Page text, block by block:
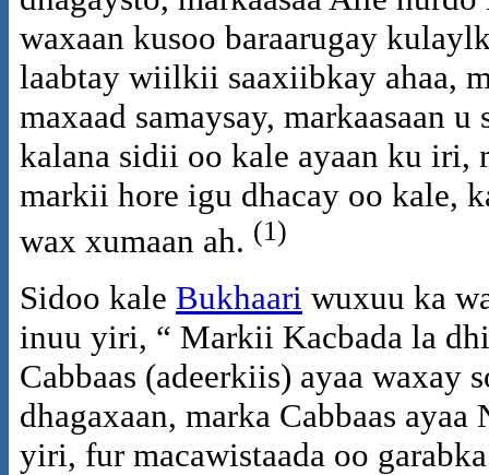
waxaan kusoo baraarugay
laabtay wiilkii saaxiibkay ahaa,
maxaad samaysay, markaasaan
kalana sidii oo kale ayaan ku iri,
markii hore igu dhacay oo kale,
wax xumaan ah. (1)
Sidoo kale Bukhaari wuxuu ka
inuu yiri, “ Markii Kacbada la
Cabbaas (adeerkiis) ayaa waxay
dhagaxaan, marka Cabbaas ayaa
yiri, fur macawistaada oo